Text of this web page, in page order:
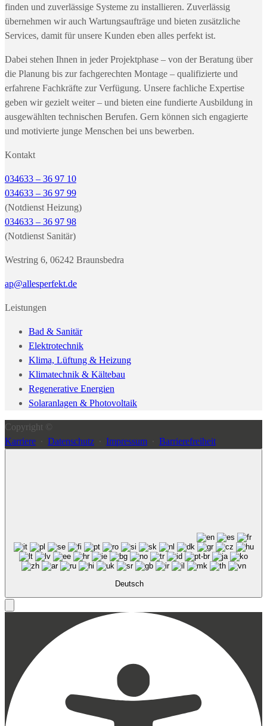
finden und zuverlässige Systeme zu installieren. Zuverlässig
übernehmen wir auch Wartungsaufträge und bieten zusätzliche
Services, damit für unsere Kunden eben alles perfekt ist.
Dabei stehen Ihnen in jeder Projektphase – von der Beratung über
die Planung bis zur fachgerechten Montage – qualifizierte und
erfahrene Fachkräfte zur Verfügung. Unsere fachliche Expertise
geben wir gezielt weiter – und bieten eine fundierte Ausbildung in
ausgewählten technischen Berufen. Gern können sich engagierte
und motivierte junge Menschen bei uns bewerben.
Kontakt
034633 – 36 97 10
034633 – 36 97 99
(Notdienst Heizung)
034633 – 36 97 98
(Notdienst Sanitär)
Westring 6, 06242 Braunsbedra
ap@allesperfekt.de
Leistungen
Bad & Sanitär
Elektrotechnik
Klima, Lüftung & Heizung
Klimatechnik & Kältebau
Regenerative Energien
Solaranlagen & Photovoltaik
Copyright ©
Karriere
Datenschutz Impressum Barrierefreiheit
Deutsch